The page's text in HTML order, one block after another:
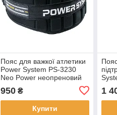
Пояс для важкої атлетики
Power System PS-3230
Neo Power неопреновий
950₴
Купити
1